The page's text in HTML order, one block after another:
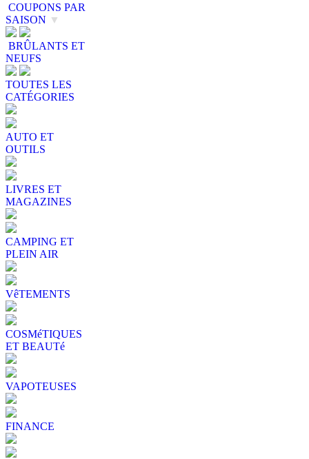
COUPONS PAR
SAISON ▼
BRÛLANTS ET
NEUFS
TOUTES LES
CATÉGORIES
AUTO ET
OUTILS
LIVRES ET
MAGAZINES
CAMPING ET
PLEIN AIR
VêTEMENTS
COSMéTIQUES
ET BEAUTé
VAPOTEUSES
FINANCE